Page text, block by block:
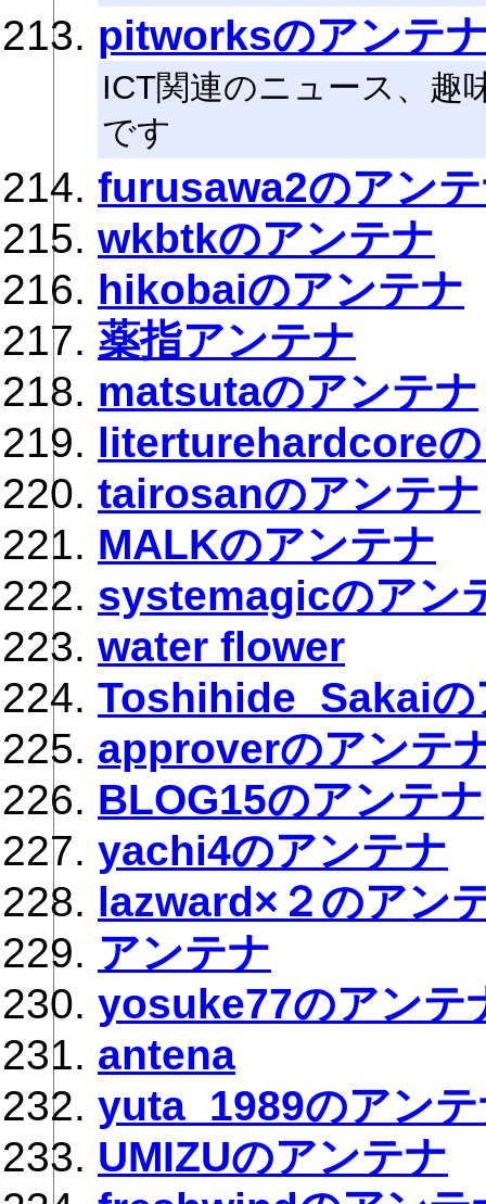
pitworksのアンテ
ICT関連のニュース、趣
です
furusawa2のアン
wkbtkのアンテナ
hikobaiのアンテナ
薬指アンテナ
matsutaのアンテナ
literturehardcore
tairosanのアンテナ
MALKのアンテナ
systemagicのアン
water flower
Toshihide_Sakaiの
approverのアンテ
BLOG15のアンテナ
yachi4のアンテナ
lazward×２のアン
アンテナ
yosuke77のアンテ
antena
yuta_1989のアン
UMIZUのアンテナ